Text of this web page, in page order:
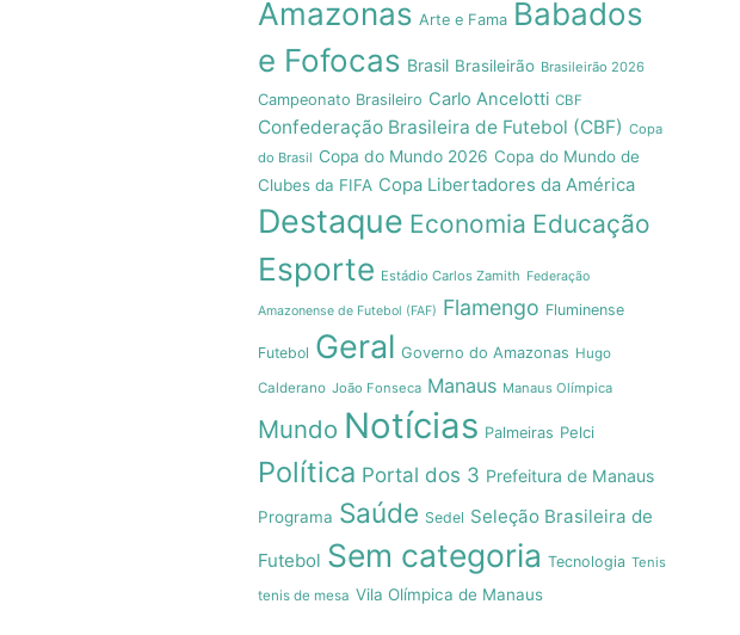
Amazonas Arte e Fama Babados
e Fofocas Brasil Brasileirão Brasileirão 2026
Campeonato Brasileiro Carlo Ancelotti CBF
Confederação Brasileira de Futebol (CBF) Copa
do Brasil Copa do Mundo 2026 Copa do Mundo de
Clubes da FIFA Copa Libertadores da América
Destaque Economia Educação
Esporte Estádio Carlos Zamith Federação
Amazonense de Futebol (FAF) Flamengo Fluminense
Futebol Geral Governo do Amazonas Hugo
Calderano João Fonseca Manaus Manaus Olímpica
Mundo Notícias Palmeiras Pelci
Política Portal dos 3 Prefeitura de Manaus
Programa Saúde Sedel Seleção Brasileira de
Futebol Sem categoria Tecnologia Tenis
tenis de mesa Vila Olímpica de Manaus